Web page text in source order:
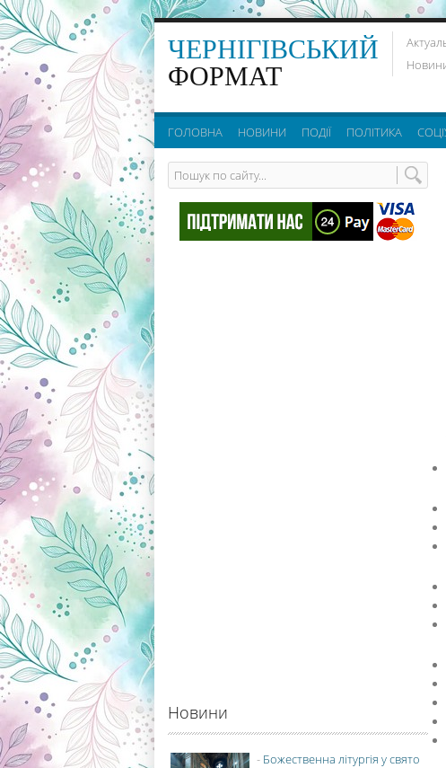
ЧЕРНІГІВСЬКИЙ
ФОРМАТ
ГОЛОВНА НОВИНИ ПОДІЇ ПОЛІТИКА
Новини
- Божественна літургія у свято